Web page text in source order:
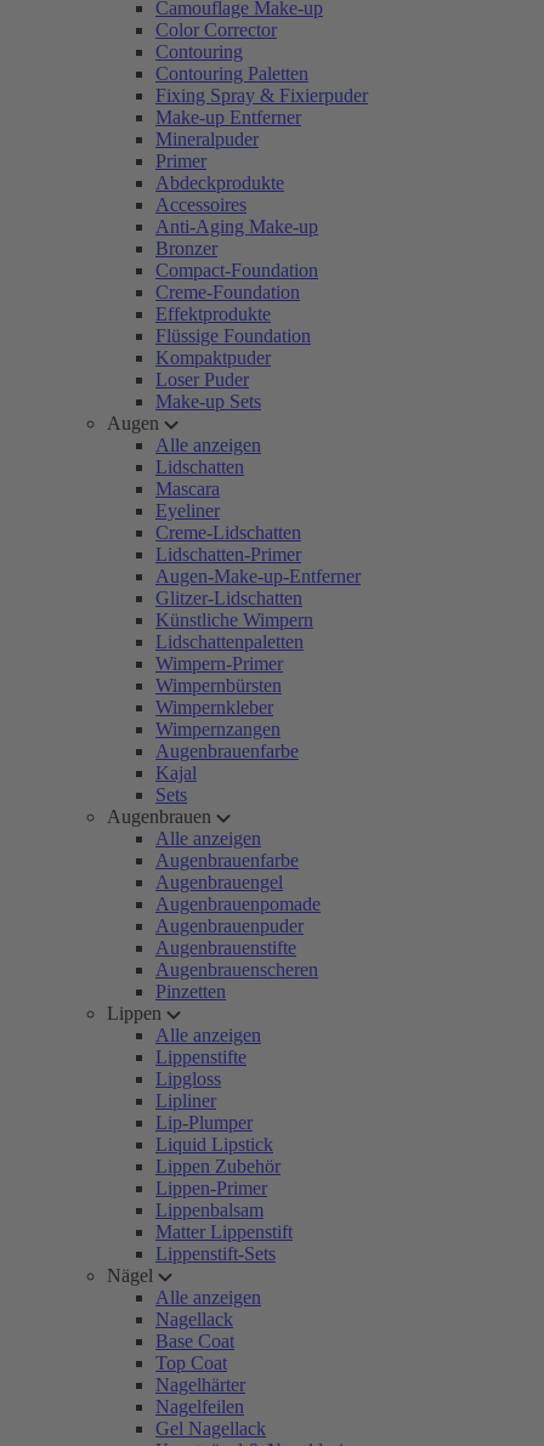
Camouflage Make-up
Color Corrector
Contouring
Contouring Paletten
Fixing Spray & Fixierpuder
Make-up Entferner
Mineralpuder
Primer
Abdeckprodukte
Accessoires
Anti-Aging Make-up
Bronzer
Compact-Foundation
Creme-Foundation
Effektprodukte
Flüssige Foundation
Kompaktpuder
Loser Puder
Make-up Sets
Augen
Alle anzeigen
Lidschatten
Mascara
Eyeliner
Creme-Lidschatten
Lidschatten-Primer
Augen-Make-up-Entferner
Glitzer-Lidschatten
Künstliche Wimpern
Lidschattenpaletten
Wimpern-Primer
Wimpernbürsten
Wimpernkleber
Wimpernzangen
Augenbrauenfarbe
Kajal
Sets
Augenbrauen
Alle anzeigen
Augenbrauenfarbe
Augenbrauengel
Augenbrauenpomade
Augenbrauenpuder
Augenbrauenstifte
Augenbrauenscheren
Pinzetten
Lippen
Alle anzeigen
Lippenstifte
Lipgloss
Lipliner
Lip-Plumper
Liquid Lipstick
Lippen Zubehör
Lippen-Primer
Lippenbalsam
Matter Lippenstift
Lippenstift-Sets
Nägel
Alle anzeigen
Nagellack
Base Coat
Top Coat
Nagelhärter
Nagelfeilen
Gel Nagellack